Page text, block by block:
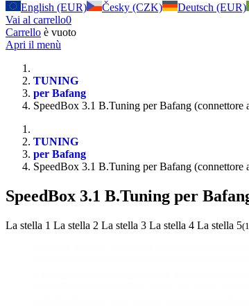
English (EUR)
Česky (CZK) Deutsch (EUR)
Vai al carrello0
Carrello è vuoto
Apri il menù
TUNING
per Bafang
SpeedBox 3.1 B.Tuning per Bafang (connettore
TUNING
per Bafang
SpeedBox 3.1 B.Tuning per Bafang (connettore
SpeedBox 3.1 B.Tuning per
La stella 1 La stella 2 La stella 3 La stella 4 La stella 5(1